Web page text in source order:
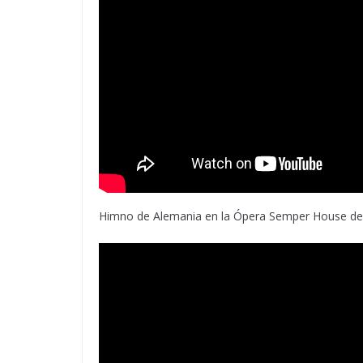
Himno de Alemania en la Ópera Semper House